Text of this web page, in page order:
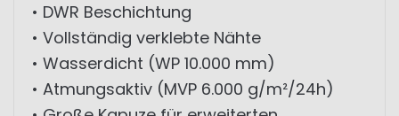
• DWR Beschichtung
• Vollständig verklebte Nähte
• Wasserdicht (WP 10.000 mm)
• Atmungsaktiv (MVP 6.000 g/m²/24h)